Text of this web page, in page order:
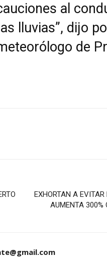
al
lluvias”, dijo
de
EXHORTAN A
AUMENTA 300%